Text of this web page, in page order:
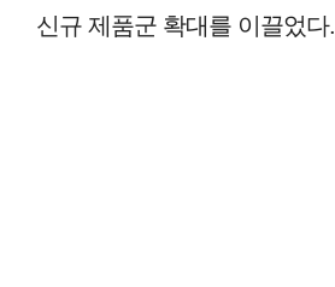
신규 제품군 확대를 이끌었다.